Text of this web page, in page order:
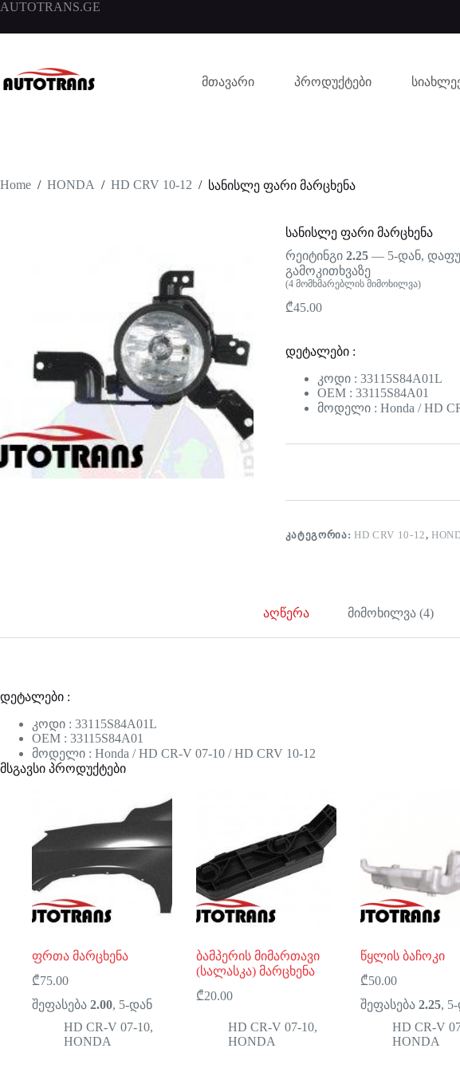
AUTOTRANS.GE
მთავარი პროდუქტები
Home / HONDA / HD CRV 10-12 / სანისლე ფარი მარცხენა
სანისლე ფარი მარცხენა
რეიტინგი 2.25— 5-დან,
გამოკითხვაზე
(4მომხმარებლის მიმოხილვა)
₾45.00
დეტალები :
კოდი : 33115S84A01L
OEM : 33115S84A01
მოდელი : Honda / HD
ᲙᲐᲢᲔᲒᲝᲠᲘᲐ: HD CRV 10-12,
აღწერა მიმოხილვა (4)
დეტალები :
კოდი : 33115S84A01L
OEM : 33115S84A01
მოდელი : Honda / HD CR-V 07-10 / HD CRV 10-12
მსგავსი პროდუქტები
ფრთა მარცხენა
₾75.00
შეფასება 2.00, 5-დან
HD CR-V 07-10,
HONDA
ბამპერის მიმართავი
(სალასკა) მარცხენა
₾20.00
HD CR-V 07-10,
HONDA
წყლის ბაჩოკი
₾50.00
შეფასება2.25,
HD CR-V
HONDA